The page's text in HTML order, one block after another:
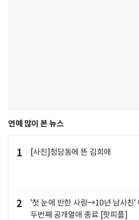
연예 많이 본 뉴스
1 [사진]청담동에 뜬 김희애
2
'첫 눈에 반한 사랑→10년 남사친'
두번째 공개열애 종료 [핫피플]